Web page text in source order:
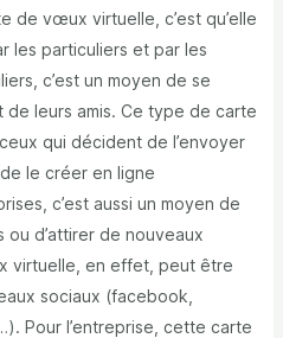
de vœux virtuelle, c’est qu’elle
les particuliers et par les
c’est un moyen de se
leurs amis. Ce type de carte
qui décident de l’envoyer
le créer en ligne
c’est aussi un moyen de
d’attirer de nouveaux
virtuelle, en effet, peut être
sociaux (facebook,
Pour l’entreprise, cette carte